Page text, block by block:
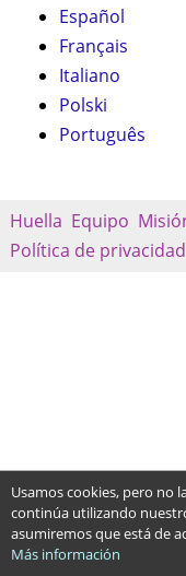
Español
Français
Italiano
Polski
Português
Huella Equipo
Política de privacidad
Usamos cookies, pero no
continúa utilizando
asumiremos que está de
Más información